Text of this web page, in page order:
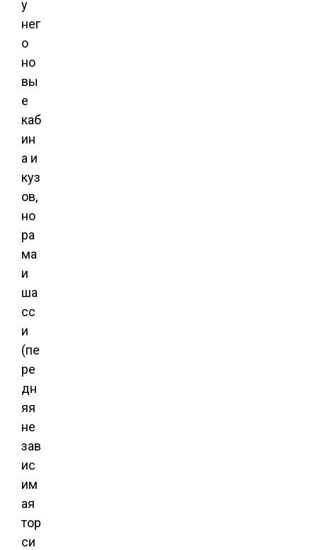
у
нег
о
но
вы
е
каб
ин
а и
куз
ов,
но
ра
ма
и
ша
сс
и
(пе
ре
дн
яя
не
зав
ис
им
ая
тор
си